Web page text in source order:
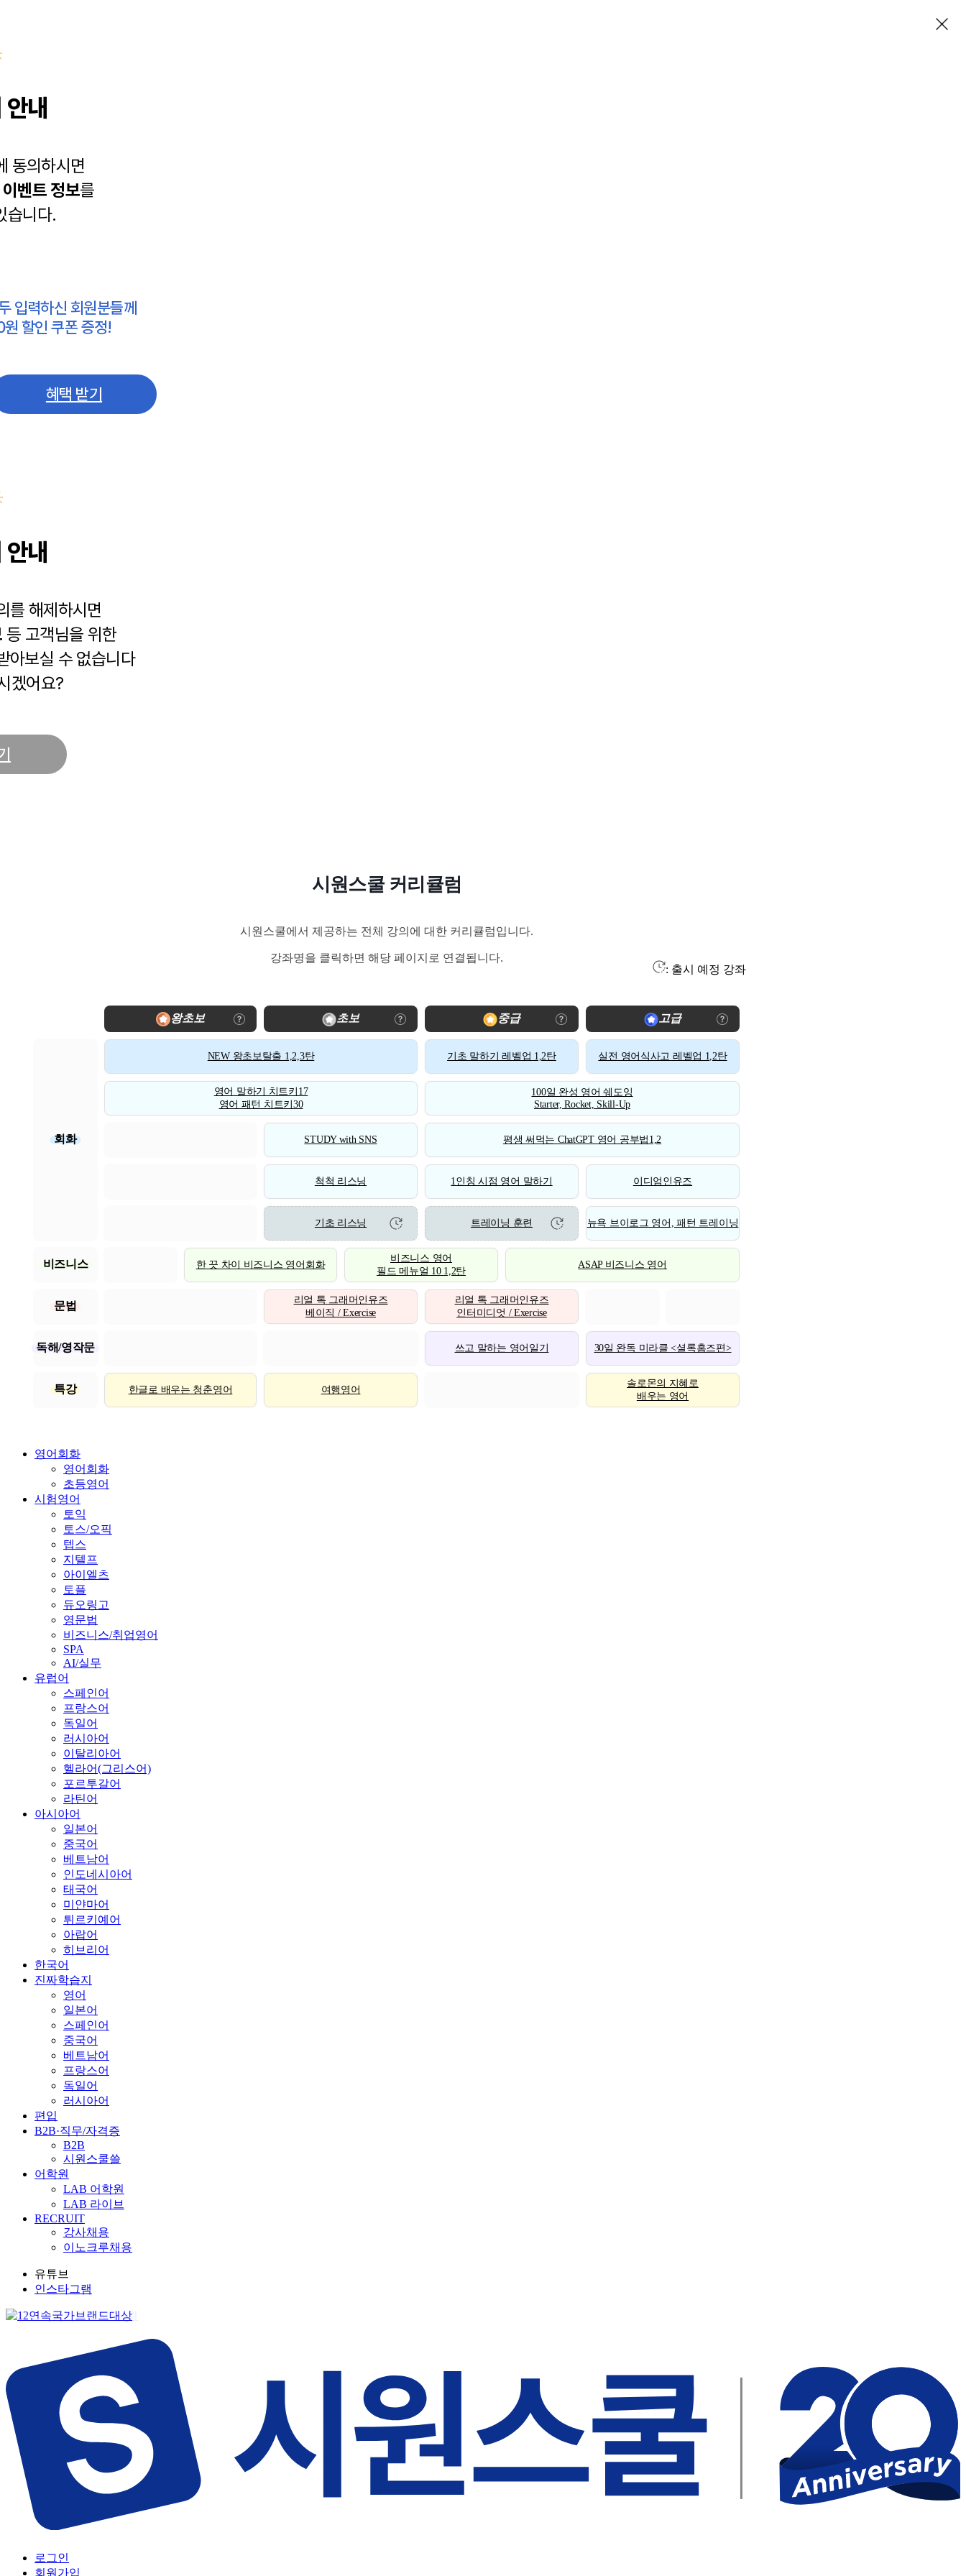
내
동의하시면
이벤트 정보를
습니다.
입력하신 회원분들께
할인 쿠폰 증정!
혜택 받기
내
를 해제하시면
등 고객님을 위한
아보실 수 없습니다
겠어요?
시원스쿨 커리큘럼
시원스쿨에서 제공하는 전체 강의에 대한 커리큘럼입니다.
강좌명을 클릭하면 해당 페이지로 연결됩니다.
: 출시 예정 강좌
왕초보 초보 중급 고급
회화
NEW 왕초보탈출 1,2,3탄 기초 말하기 레벨업 1,2탄 실전 영어식사고 레벨업 1,2탄
영어 말하기 치트키17
영어 패턴 치트키30
100일 완성 영어 쉐도잉
Starter, Rocket, Skill-Up
STUDY with SNS 평생 써먹는 ChatGPT 영어 공부법1,2
척척 리스닝 1인칭 시점 영어 말하기 이디엄인유즈
기초 리스닝 트레이닝 훈련 뉴욕 브이로그 영어, 패턴 트레이닝
비즈니스 한 끗 차이 비즈니스 영어회화
비즈니스 영어
필드 메뉴얼 10 1,2탄
ASAP 비즈니스 영어
문법
리얼 톡 그래머인유즈
베이직 / Exercise
리얼 톡 그래머인유즈
인터미디엇 / Exercise
독해/영작문 쓰고 말하는 영어일기 30일 완독 미라클 <셜록홈즈편>
특강 한글로 배우는 청춘영어 여행영어
솔로몬의 지혜로
배우는 영어
영어회화
영어회화
초등영어
시험영어
토익
토스/오픽
텝스
지텔프
아이엘츠
토플
듀오링고
영문법
비즈니스/취업영어
SPA
AI/실무
유럽어
스페인어
프랑스어
독일어
러시아어
이탈리아어
헬라어(그리스어)
포르투갈어
라틴어
아시아어
일본어
중국어
베트남어
인도네시아어
태국어
미얀마어
튀르키예어
아랍어
히브리어
한국어
진짜학습지
영어
일본어
스페인어
중국어
베트남어
프랑스어
독일어
러시아어
편입
B2B·직무/자격증
B2B
시원스쿨쓸
어학원
LAB 어학원
LAB 라이브
RECRUIT
강사채용
이노크루채용
유튜브
인스타그램
로그인
회원가입